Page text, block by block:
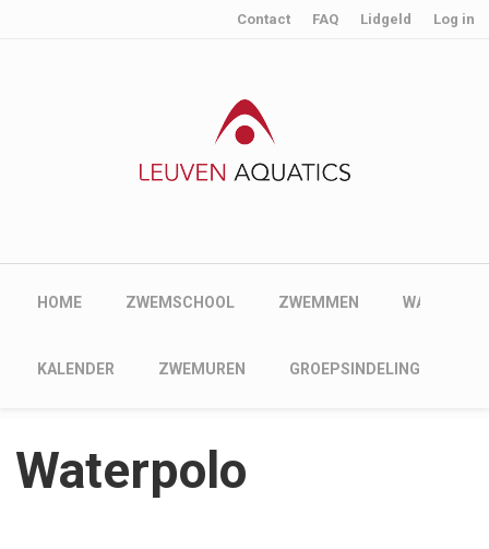
User account menu
Contact FAQ Lidgeld Log in
Main navigation
HOME ZWEMSCHOOL ZWEMMEN
Main navigation
KALENDER ZWEMUREN GROEPSINDELING
Waterpolo